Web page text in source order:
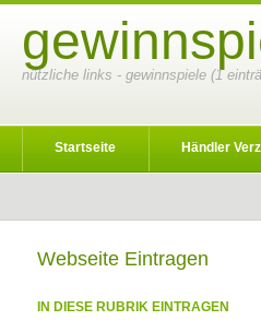
nützliche links - gewinnspiele (1
Startseite Händler
Webseite Eintragen
IN DIESE RUBRIK EINTRAGEN